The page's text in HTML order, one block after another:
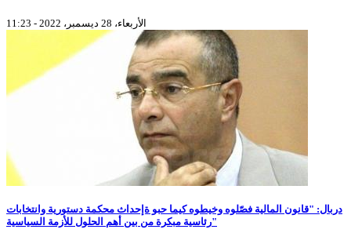
الأربعاء، 28 ديسمبر، 2022 - 11:23
دربال: "قانون المالية فصّلوه وخيطوه كيما حبو ةإحداث محكمة دستورية وانتخابات
رئاسية مبكرة من بين أهم الحلول للأزمة السياسية"